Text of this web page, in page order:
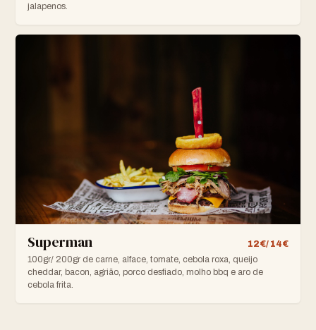
jalapenos.
Superman
12€/ 14€
100gr/ 200gr de carne, alface, tomate, cebola roxa, queijo
cheddar, bacon, agrião, porco desfiado, molho bbq e aro de
cebola frita.